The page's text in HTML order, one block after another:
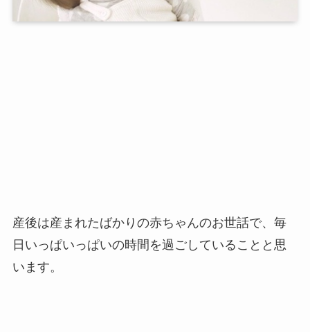
産後は産まれたばかりの赤ちゃんのお世話で、毎
日いっぱいっぱいの時間を過ごしていることと思
います。